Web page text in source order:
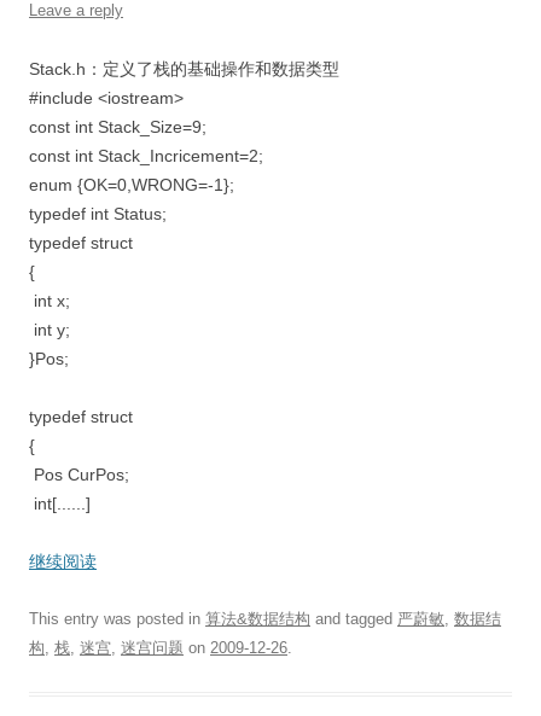
Leave a reply
Stack.h：定义了栈的基础操作和数据类型
#include <iostream>
const int Stack_Size=9;
const int Stack_Incricement=2;
enum {OK=0,WRONG=-1};
typedef int Status;
typedef struct
{
int x;
int y;
}Pos;
typedef struct
{
Pos CurPos;
int[......]
继续阅读
This entry was posted in 算法&数据结构 and tagged 严蔚敏, 数据结
构, 栈, 迷宫, 迷宫问题 on 2009-12-26.